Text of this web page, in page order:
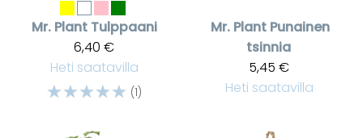
Mr. Plant Tulppaani
6,40 €
Heti saatavilla
☆☆☆☆☆ (1)
Mr. Plant Punainen
tsinnia
5,45 €
Heti saatavilla